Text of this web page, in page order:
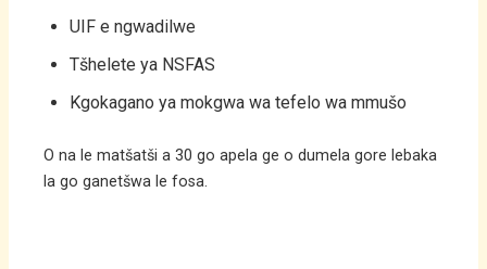
UIF e ngwadilwe
Tšhelete ya NSFAS
Kgokagano ya mokgwa wa tefelo wa mmušo
O na le matšatši a 30 go apela ge o dumela gore lebaka
la go ganetšwa le fosa.